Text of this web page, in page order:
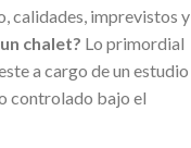
calidades, imprevistos y
chalet? Lo primordial
a cargo de un estudio
controlado bajo el